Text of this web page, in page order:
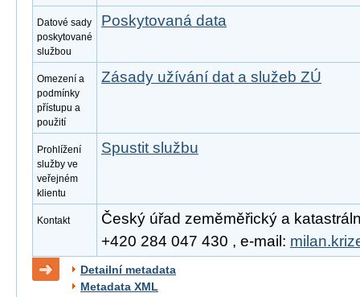
Datové sady
poskytované
službou
Poskytovaná data
Omezení a
podmínky
přístupu a
použití
Zásady užívání dat a služeb ZÚ
Prohlížení
služby ve
veřejném
klientu
Spustit službu
Kontakt
Český úřad zeměměřický a
+420 284 047 430 , e-mail:
Detailní metadata
Metadata XML